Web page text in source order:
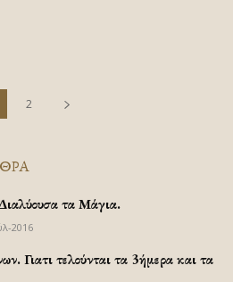
2
τα Μάγια.
2016
Γιατι τελούνται τα 3ήμερα και τα